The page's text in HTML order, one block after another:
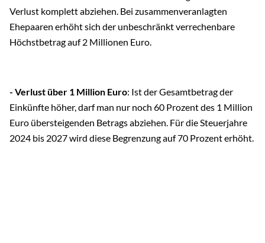
Verlust komplett abziehen. Bei zusammenveranlagten
Ehepaaren erhöht sich der unbeschränkt verrechenbare
Höchstbetrag auf 2 Millionen Euro.
- Verlust über 1 Million Euro: Ist der Gesamtbetrag der
Einkünfte höher, darf man nur noch 60 Prozent des 1 Million
Euro übersteigenden Betrags abziehen. Für die Steuerjahre
2024 bis 2027 wird diese Begrenzung auf 70 Prozent erhöht.